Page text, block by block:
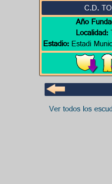
C.D.
Año
Localidad:
Estadio:Estadi
Ver todos los